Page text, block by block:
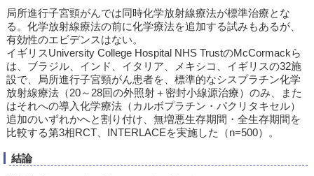
局所進行子宮頸がんでは同時化学放射線療法が標準治療とな
る。化学放射線療法の前に化学療法を追加する試みもあるが、
有効性のエビデンスはない。
イギリスUniversity College Hospital NHS TrustのMcCormackら
は、ブラジル、インド、イタリア、メキシコ、イギリスの32施
設で、局所進行子宮頸がん患者を、標準的なシスプラチン化学
放射線療法（20～28回の外照射＋密封小線源治療）のみ、また
はそれへの導入化学療法（カルボプラチン・パクリタキセル）
追加のいずれかへと割り付け、無増悪生存期間・全生存期間を
比較する第3相RCT、INTERLACEを実施した（n=500）。
結論